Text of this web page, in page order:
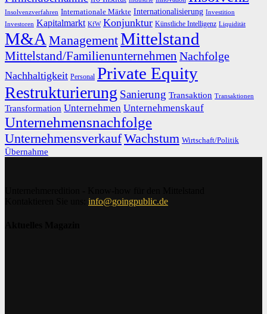
Insolvenzverfahren Internationale Märkte Internationalisierung Investition
Investoren Kapitalmarkt KfW Konjunktur Künstliche Intelligenz Liquidität
M&A ManagementMittelstand
Mittelstand/Familienunternehmen Nachfolge
Nachhaltigkeit Personal Private Equity
Restrukturierung Sanierung Transaktion Transaktionen
Transformation Unternehmen Unternehmenskauf
Unternehmensnachfolge
UnternehmensverkaufWachstum Wirtschaft/Politik
Übernahme
info@goingpublic.de